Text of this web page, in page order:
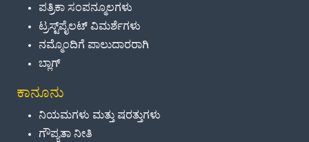
ಪತ್ರಿಕಾ ಸಂಪನ್ಮೂಲಗಳು
ಟ್ರಸ್ಟ್‌ಪೈಲಟ್ ವಿಮರ್ಶೆಗಳು
ನಮ್ಮೊಂದಿಗೆ ಪಾಲುದಾರರಾಗಿ
ಬ್ಲಾಗ್
ಕಾನೂನು
ನಿಯಮಗಳು ಮತ್ತು ಷರತ್ತುಗಳು
ಗೌಪ್ಯತಾ ನೀತಿ